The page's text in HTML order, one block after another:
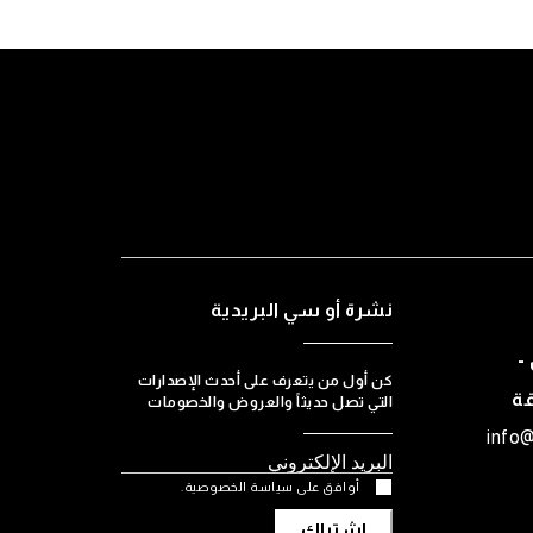
-
نشرة أو سي البريدية
كن أول من يتعرف على أحدث الإصدارات
التي تصل حديثاً والعروض والخصومات
أوافق على سياسة الخصوصية.